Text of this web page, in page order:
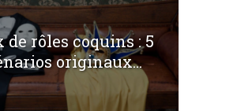
de rôles coquins : 5
originaux...